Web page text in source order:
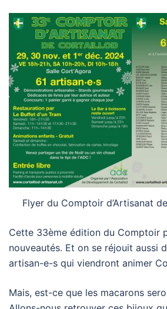
Flyer du Comptoir d’Artisanat
Cette 33ème édition du Comptoir
nouveautés. Et on se réjouit aussi
artisan-e-s qui viendront animer
Mais, est-ce que les macarons